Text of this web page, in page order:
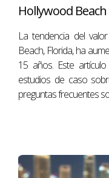
Total gastos:
Tu cash flow anual
$45,000 - $9,300
Este ejemplo
vacacionales pueden
Conclusión
Hollywood
La tendencia del
Beach, Florida, ha
15 años. Este
estudios de caso
preguntas frecuentes